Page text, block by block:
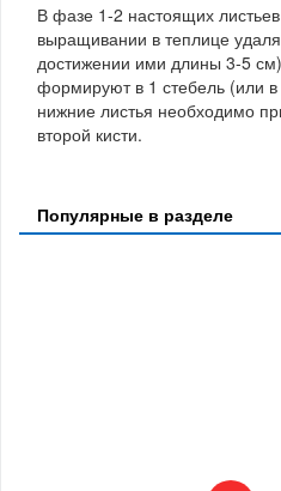
В фазе 1-2 настоящих
выращивании в теплице
достижении ими длины 3-5
формируют в 1 стебель (или
нижние листья необходимо
второй кисти.
Популярные в разделе